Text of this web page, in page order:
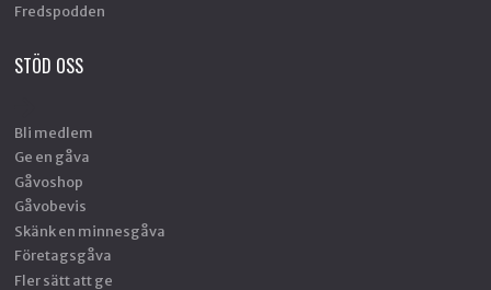
Fredspodden
STÖD OSS
Bli medlem
Ge en gåva
Gåvoshop
Gåvobevis
Skänk en minnesgåva
Företagsgåva
Fler sätt att ge